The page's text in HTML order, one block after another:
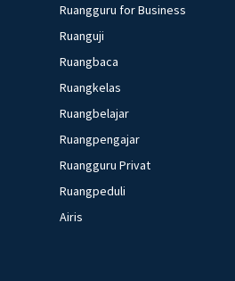
Ruangguru for Business
Ruanguji
Ruangbaca
Ruangkelas
Ruangbelajar
Ruangpengajar
Ruangguru Privat
Ruangpeduli
Airis